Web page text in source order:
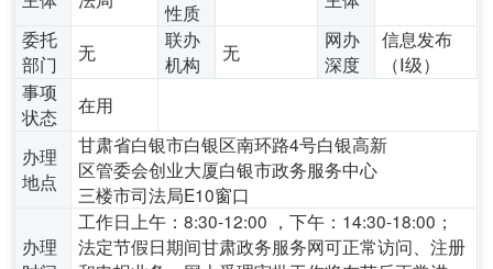
性质
委托
部门
无
联办
机构
无
网办
深度
信息发布
（Ⅰ级）
事项
状态
在用
办理
地点
甘肃省白银市白银区南环路4号白银高新
区管委会创业大厦白银市政务服务中心
三楼市司法局E10窗口
办理
工作日上午：8:30-12:00 ，下午：14:30-18:00；
法定节假日期间甘肃政务服务网可正常访问、注册